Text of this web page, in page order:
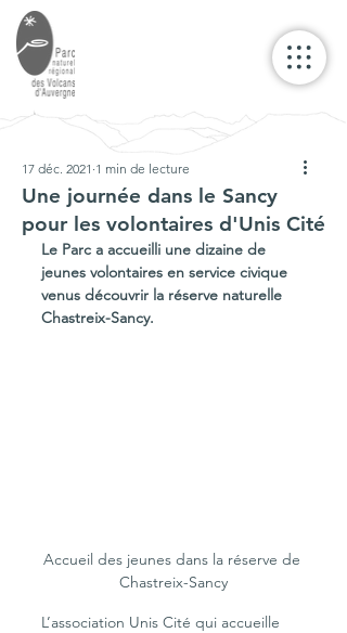
Une journée dans le Sancy
pour les volontaires d'Unis Cité
17 déc. 2021 1 min de lecture
Le Parc a accueilli une dizaine de
jeunes volontaires en service civique
venus découvrir la réserve naturelle
Chastreix-Sancy.
Accueil des jeunes dans la réserve de
Chastreix-Sancy
L’association Unis Cité qui accueille